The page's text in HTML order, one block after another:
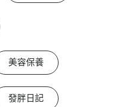
美容保養
發胖日記